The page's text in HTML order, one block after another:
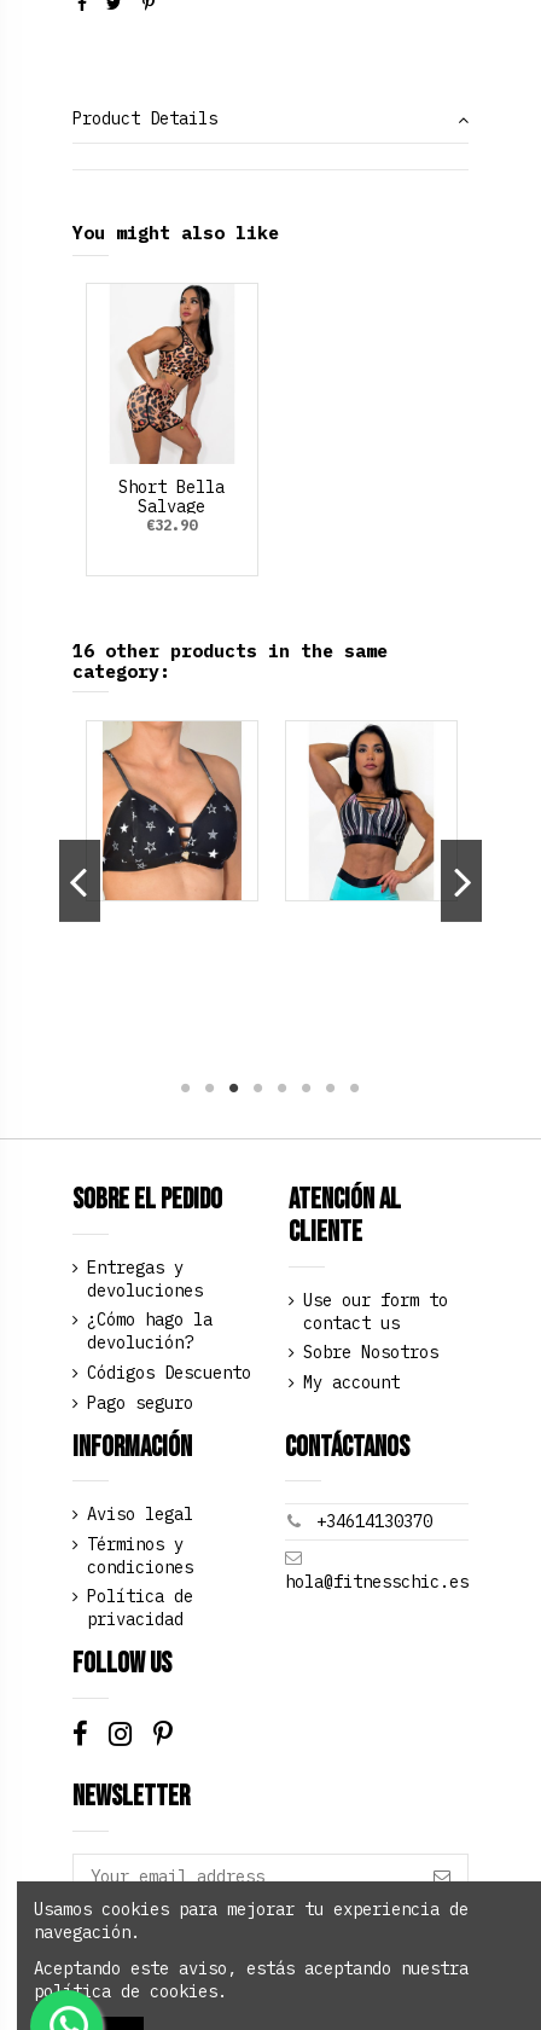
Add to cart
Product Details
You might also like
Short Bella
Salvage
€32.90
16 other products in the same
category:
Sobre el pedido
Entregas y
devoluciones
¿Cómo hago la
devolución?
Códigos Descuento
Pago seguro
Atención al
Cliente
Use our form to
contact us
Sobre Nosotros
My account
Información
Aviso legal
Términos y
condiciones
Política de
privacidad
Contáctanos
+34614130370
hola@fitnesschic.es
Follow us
Newsletter
Usamos cookies para mejorar tu experiencia de
navegación.
Aceptando este aviso, estás aceptando nuestra
política de cookies.